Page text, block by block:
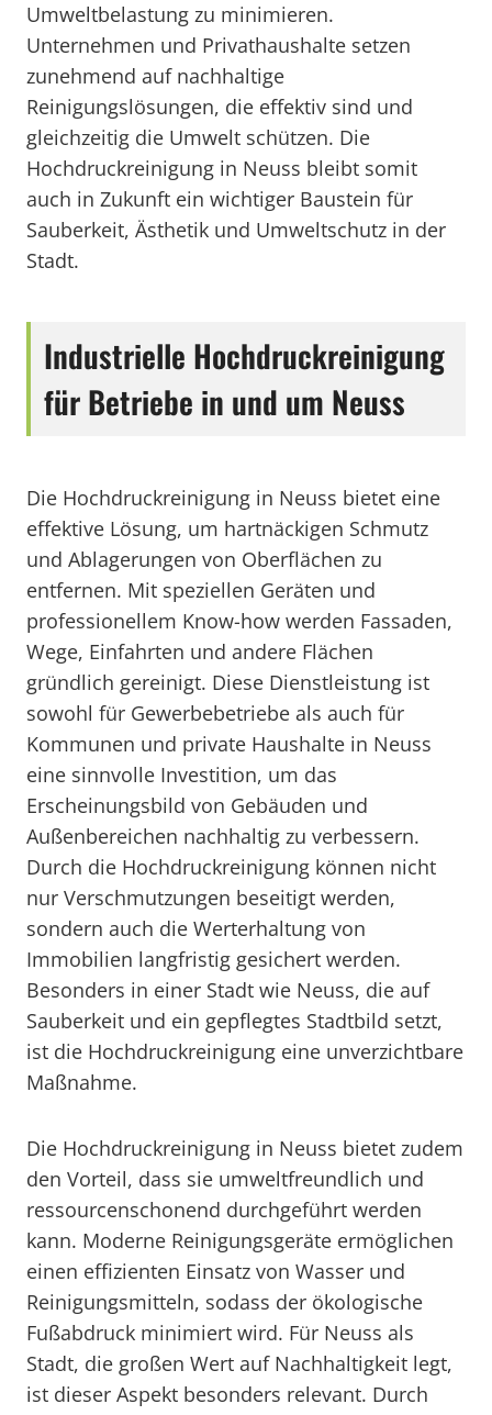
Umweltbelastung zu minimieren.
Unternehmen und Privathaushalte setzen
zunehmend auf nachhaltige
Reinigungslösungen, die effektiv sind und
gleichzeitig die Umwelt schützen. Die
Hochdruckreinigung in Neuss bleibt somit
auch in Zukunft ein wichtiger Baustein für
Sauberkeit, Ästhetik und Umweltschutz in der
Stadt.
Industrielle Hochdruckreinigung
für Betriebe in und um Neuss
Die Hochdruckreinigung in Neuss bietet eine
effektive Lösung, um hartnäckigen Schmutz
und Ablagerungen von Oberflächen zu
entfernen. Mit speziellen Geräten und
professionellem Know-how werden Fassaden,
Wege, Einfahrten und andere Flächen
gründlich gereinigt. Diese Dienstleistung ist
sowohl für Gewerbebetriebe als auch für
Kommunen und private Haushalte in Neuss
eine sinnvolle Investition, um das
Erscheinungsbild von Gebäuden und
Außenbereichen nachhaltig zu verbessern.
Durch die Hochdruckreinigung können nicht
nur Verschmutzungen beseitigt werden,
sondern auch die Werterhaltung von
Immobilien langfristig gesichert werden.
Besonders in einer Stadt wie Neuss, die auf
Sauberkeit und ein gepflegtes Stadtbild setzt,
ist die Hochdruckreinigung eine unverzichtbare
Maßnahme.
Die Hochdruckreinigung in Neuss bietet zudem
den Vorteil, dass sie umweltfreundlich und
ressourcenschonend durchgeführt werden
kann. Moderne Reinigungsgeräte ermöglichen
einen effizienten Einsatz von Wasser und
Reinigungsmitteln, sodass der ökologische
Fußabdruck minimiert wird. Für Neuss als
Stadt, die großen Wert auf Nachhaltigkeit legt,
ist dieser Aspekt besonders relevant. Durch